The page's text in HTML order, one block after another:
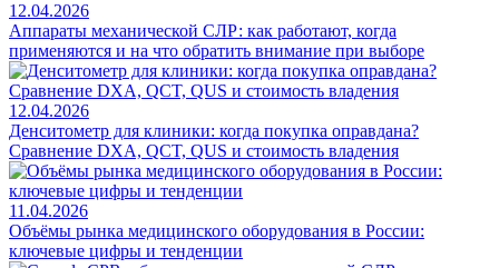
12.04.2026
Аппараты механической СЛР: как работают, когда
применяются и на что обратить внимание при выборе
12.04.2026
Денситометр для клиники: когда покупка оправдана?
Сравнение DXA, QCT, QUS и стоимость владения
11.04.2026
Объёмы рынка медицинского оборудования в России:
ключевые цифры и тенденции